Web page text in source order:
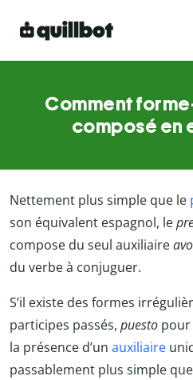
Comment
composé en
Nettement plus simple que le
son équivalent espagnol, le
compose du seul auxiliaire
du verbe à conjuguer.
S’il existe des formes
participes passés, puesto pour
la présence d’un auxiliaire
passablement plus simple